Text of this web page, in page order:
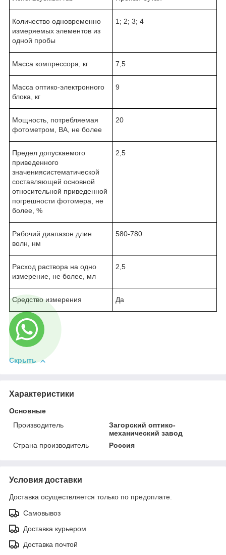
Количество одновременно
измеряемых элементов из
одной пробы
1; 2; 3; 4
Масса компрессора, кг 7,5
Масса оптико-электронного
блока, кг
9
Мощность, потребляемая
фотометром, ВА, не более
20
Предел допускаемого
приведенного
значениясистематической
составляющей основной
относительной приведенной
погрешности фотомера, не
более, %
2,5
Рабочий диапазон длин
волн, нм
580-780
Расход раствора на одно
измерение, не более, мл
2,5
Средство измерения Да
Скрыть
Характеристики
Основные
Производитель
Загорский оптико-
механический завод
Страна производитель
Россия
Условия доставки
Доставка осуществляется только по предоплате.
Самовывоз
Доставка курьером
Доставка почтой